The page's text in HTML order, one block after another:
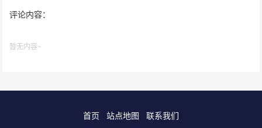
评论内容：
暂无内容~
首页 站点地图 联系我们